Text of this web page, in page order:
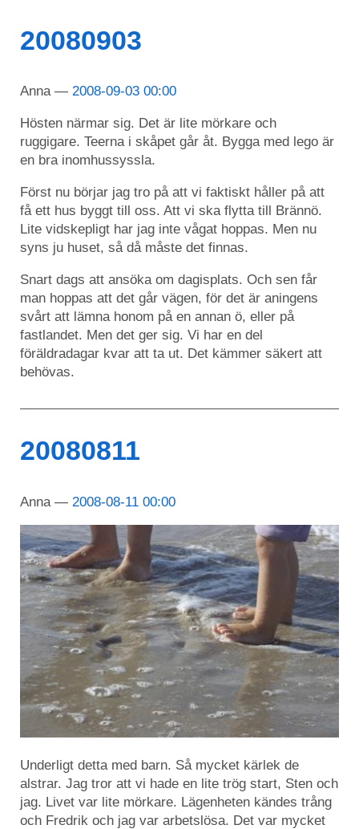
20080903
Anna 2008-09-03 00:00
Hösten närmar sig. Det är lite mörkare och
ruggigare. Teerna i skåpet går åt. Bygga med lego är
en bra inomhussyssla.
Först nu börjar jag tro på att vi faktiskt håller på att
få ett hus byggt till oss. Att vi ska flytta till Brännö.
Lite vidskepligt har jag inte vågat hoppas. Men nu
syns ju huset, så då måste det finnas.
Snart dags att ansöka om dagisplats. Och sen får
man hoppas att det går vägen, för det är aningens
svårt att lämna honom på en annan ö, eller på
fastlandet. Men det ger sig. Vi har en del
föräldradagar kvar att ta ut. Det kämmer säkert att
behövas.
20080811
Anna 2008-08-11 00:00
Underligt detta med barn. Så mycket kärlek de
alstrar. Jag tror att vi hade en lite trög start, Sten och
jag. Livet var lite mörkare. Lägenheten kändes trång
och Fredrik och jag var arbetslösa. Det var mycket